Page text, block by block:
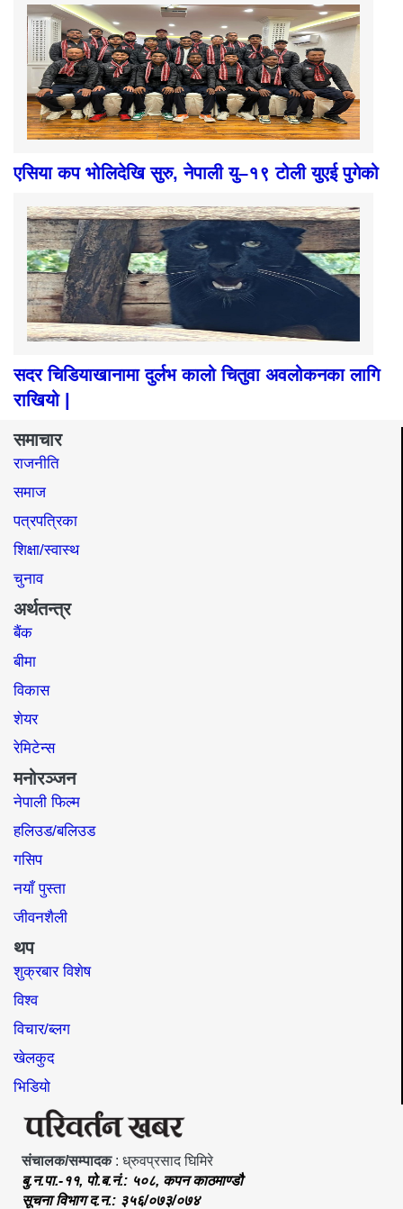
एसिया कप भोलिदेखि सुरु, नेपाली यु–१९ टोली युएई पुगेको
सदर चिडियाखानामा दुर्लभ कालो चितुवा अवलोकनका लागि
राखियो |
समाचार
राजनीति
समाज​
पत्रपत्रिका
शिक्षा/स्वास्थ
चुनाव
अर्थतन्त्र
बैंक
बीमा
विकास
शेयर
रेमिटेन्स
मनोरञ्जन
नेपाली फिल्म
हलिउड/बलिउड
गसिप
नयाँ पुस्ता
जीवनशैली
थप
शुक्रबार विशेष
विश्व
विचार/ब्लग
खेलकुद
भिडियो
संचालक/सम्पादक: ध्रुवप्रसाद घिमिरे
बु.न.पा.-११, पो.ब.नं.: ५०८, कपन काठमाण्डौ
सूचना विभाग द.न.: ३५६/०७३/०७४